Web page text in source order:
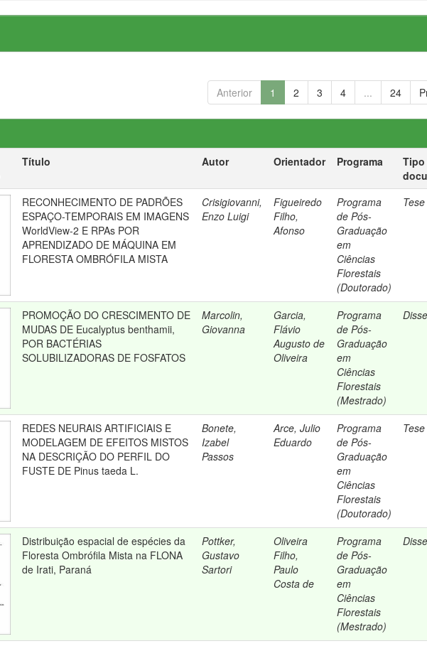
Anterior 1 2 3 4 ... 24
Título Autor Orientador Programa
Tipo
RECONHECIMENTO DE PADRÕES
ESPAÇO-TEMPORAIS EM IMAGENS
WorldView-2 E RPAs POR
APRENDIZADO DE MÁQUINA EM
FLORESTA OMBRÓFILA MISTA
Crisigiovanni,
Enzo Luigi
Figueiredo
Filho,
Afonso
Programa
de Pós-
Graduação
em
Ciências
Florestais
(Doutorado)
Tese
PROMOÇÃO DO CRESCIMENTO DE
MUDAS DE Eucalyptus benthamii,
POR BACTÉRIAS
SOLUBILIZADORAS DE FOSFATOS
Marcolin,
Giovanna
Garcia,
Flávio
Augusto de
Oliveira
Programa
de Pós-
Graduação
em
Ciências
Florestais
(Mestrado)
REDES NEURAIS ARTIFICIAIS E
MODELAGEM DE EFEITOS MISTOS
NA DESCRIÇÃO DO PERFIL DO
FUSTE DE Pinus taeda L.
Bonete,
Izabel
Passos
Arce, Julio
Eduardo
Programa
de Pós-
Graduação
em
Ciências
Florestais
(Doutorado)
Tese
Distribuição espacial de espécies da
Floresta Ombrófila Mista na FLONA
de Irati, Paraná
Pottker,
Gustavo
Sartori
Oliveira
Filho,
Paulo
Costa de
Programa
de Pós-
Graduação
em
Ciências
Florestais
(Mestrado)